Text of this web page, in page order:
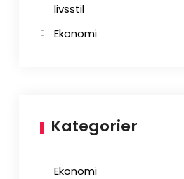
livsstil
Ekonomi
Kategorier
Ekonomi